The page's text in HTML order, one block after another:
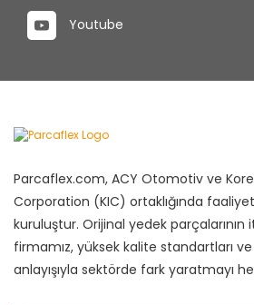
Youtube
Parcaflex.com, ACY Otomotiv ve
Corporation (KIC) ortaklığında
kuruluştur. Orijinal yedek parçalarının
firmamız, yüksek kalite standartları
anlayışıyla sektörde fark yaratmayı